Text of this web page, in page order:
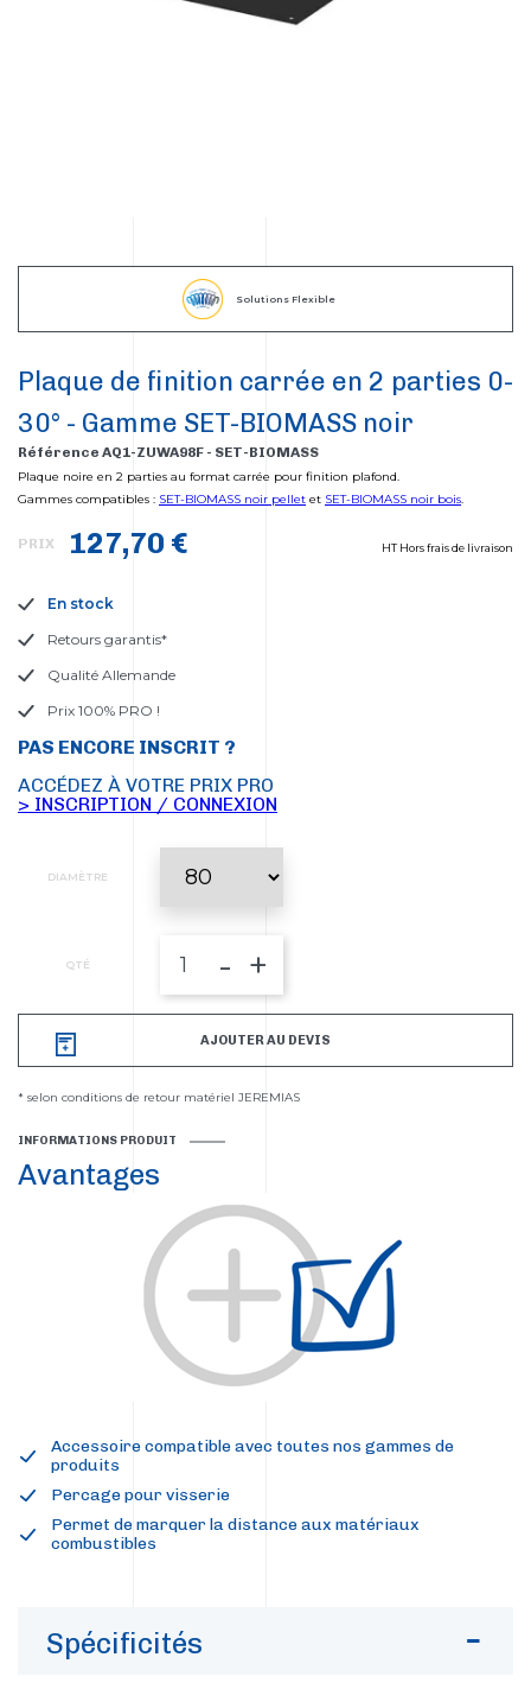
Solutions Flexible
Plaque de finition carrée en 2 parties 0-
30° - Gamme SET-BIOMASS noir
Référence AQ1-ZUWA98F - SET-BIOMASS
Plaque noire en 2 parties au format carrée pour finition plafond.
Gammes compatibles : SET-BIOMASS noir pellet et SET-BIOMASS noir bois.
PRIX 127,70 € HT Hors frais de livraison
En stock
Retours garantis*
Qualité Allemande
Prix 100% PRO !
PAS ENCORE INSCRIT ?
ACCÉDEZ À VOTRE PRIX PRO
> INSCRIPTION / CONNEXION
DIAMÈTRE
QTÉ - +
AJOUTER AU DEVIS
* selon conditions de retour matériel JEREMIAS
INFORMATIONS PRODUIT
Avantages
Accessoire compatible avec toutes nos gammes de
produits
Percage pour visserie
Permet de marquer la distance aux matériaux
combustibles
Spécificités